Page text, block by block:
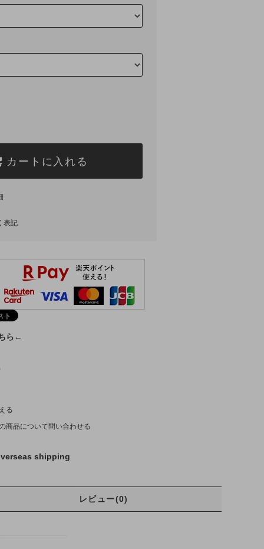
カートに入れる
表記
ら←
る
商品について問い合わせる
shipping
レビュー(0)